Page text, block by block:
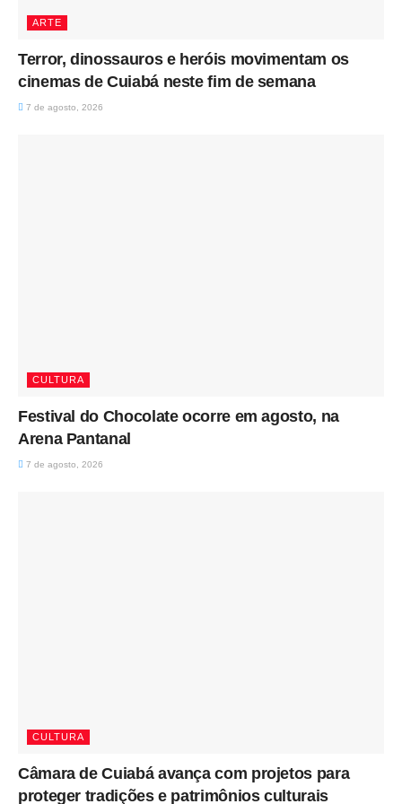
ARTE
Terror, dinossauros e heróis movimentam os
cinemas de Cuiabá neste fim de semana
7 de agosto, 2026
CULTURA
Festival do Chocolate ocorre em agosto, na
Arena Pantanal
7 de agosto, 2026
CULTURA
Câmara de Cuiabá avança com projetos para
proteger tradições e patrimônios culturais